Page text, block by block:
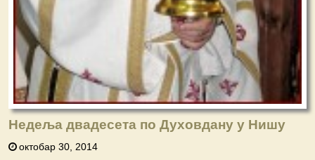
Недеља двадесета по Духовдану у Нишу
октобар 30, 2014